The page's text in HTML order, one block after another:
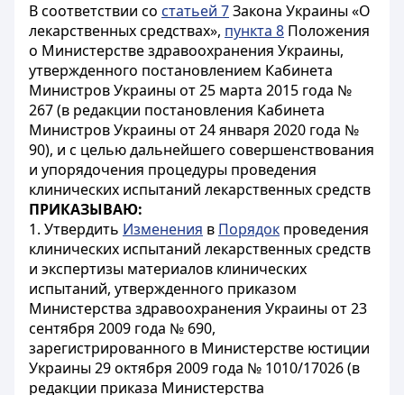
В соответствии со статьей 7Закона Украины «О
лекарственных средствах», пункта 8 Положения
о Министерстве здравоохранения Украины,
утвержденного постановлением Кабинета
Министров Украины от 25 марта 2015 года №
267 (в редакции постановления Кабинета
Министров Украины от 24 января 2020 года №
90), и с целью дальнейшего совершенствования
и упорядочения процедуры проведения
клинических испытаний лекарственных средств
ПРИКАЗЫВАЮ:
1. Утвердить Изменения в Порядок проведения
клинических испытаний лекарственных средств
и экспертизы материалов клинических
испытаний, утвержденного приказом
Министерства здравоохранения Украины от 23
сентября 2009 года № 690,
зарегистрированного в Министерстве юстиции
Украины 29 октября 2009 года № 1010/17026 (в
редакции приказа Министерства